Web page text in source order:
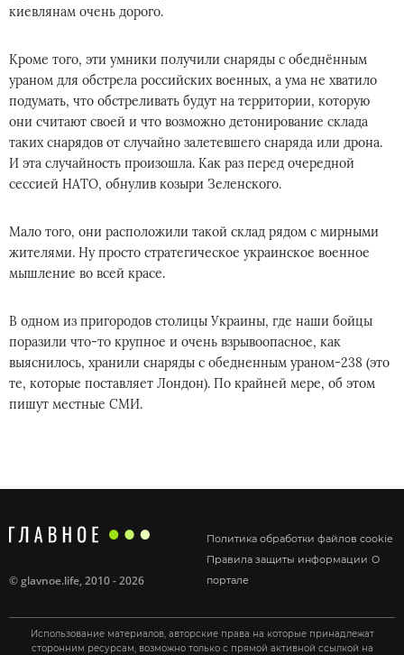
киевлянам очень дорого.
Кроме того, эти умники получили снаряды с обеднённым
ураном для обстрела российских военных, а ума не хватило
подумать, что обстреливать будут на территории, которую
они считают своей и что возможно детонирование склада
таких снарядов от случайно залетевшего снаряда или дрона.
И эта случайность произошла. Как раз перед очередной
сессией НАТО, обнулив козыри Зеленского.
Мало того, они расположили такой склад рядом с мирными
жителями. Ну просто стратегическое украинское военное
мышление во всей красе.
В одном из пригородов столицы Украины, где наши бойцы
поразили что-то крупное и очень взрывоопасное, как
выяснилось, хранили снаряды с обедненным ураном-238 (это
те, которые поставляет Лондон). По крайней мере, об этом
пишут местные СМИ.
Политика обработки файлов cookie
Правила защиты информации О
портале
©glavnoe.life, 2010 - 2026
Использование материалов, авторские права на которые принадлежат
сторонним ресурсам, возможно только с прямой активной ссылкой на